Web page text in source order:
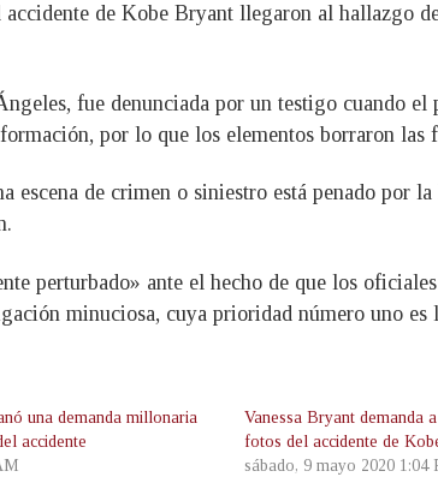
de Kobe Bryant llegaron al hallazgo
fue denunciada por un testigo cuando
por lo que los elementos borraron las
de crimen o siniestro está penado por
perturbado» ante el hecho de que los
minuciosa, cuya prioridad número uno
una demanda millonaria
accidente
Vanessa Bryant demanda
fotos del accidente de
sábado, 9 mayo 2020 1:04